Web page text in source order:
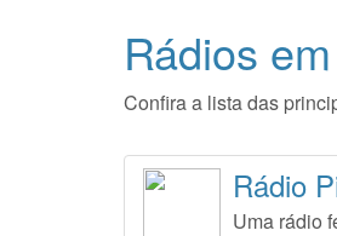
Rádios
Confira a lista das
Rádio
Uma rádio